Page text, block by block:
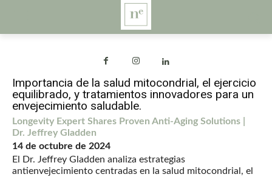
Importancia de la salud mitocondrial, el ejercicio
equilibrado, y tratamientos innovadores para un
envejecimiento saludable.
Longevity Expert Shares Proven Anti-Aging Solutions |
Dr. Jeffrey Gladden
14 de octubre de 2024
El Dr. Jeffrey Gladden analiza estrategias
antienvejecimiento centradas en la salud mitocondrial, el